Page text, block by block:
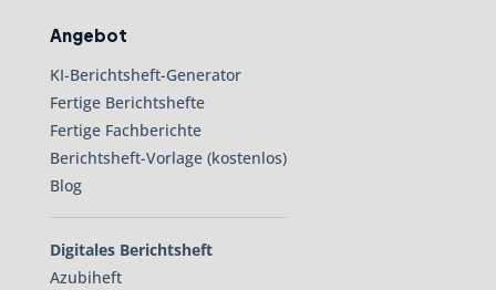
Angebot
KI-Berichtsheft-Generator
Fertige Berichtshefte
Fertige Fachberichte
Berichtsheft-Vorlage (kostenlos)
Blog
Digitales Berichtsheft
Azubiheft